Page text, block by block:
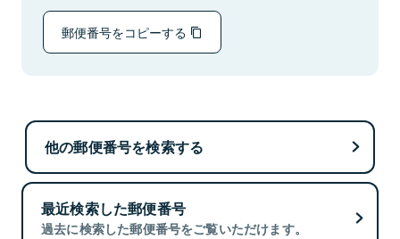
郵便番号をコピーする
他の郵便番号を検索する
最近検索した郵便番号
過去に検索した郵便番号をご覧いただけます。